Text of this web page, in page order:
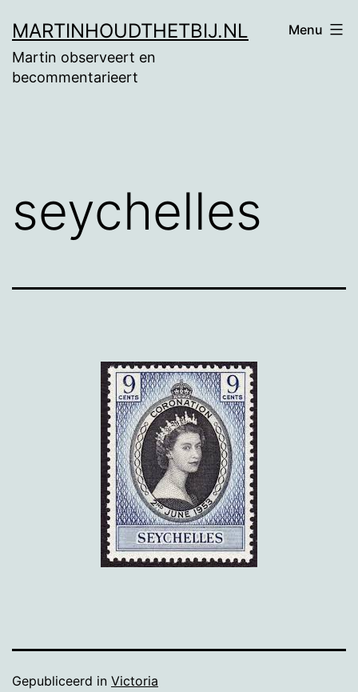
naar
de
MARTINHOUDTHETBIJ.NL
Martin observeert en
becommentarieert
Menu
seychelles
Gepubliceerd in Victoria